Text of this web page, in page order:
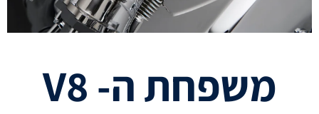
משפחת ה- V8